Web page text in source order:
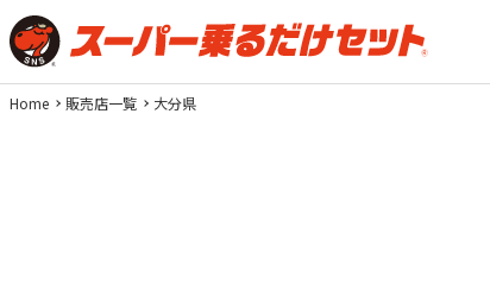
Home 販売店一覧 大分県